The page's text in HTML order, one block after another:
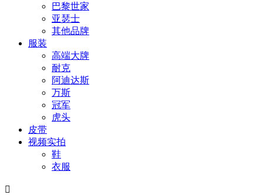
巴黎世家
亚瑟士
其他品牌
服装
高端大牌
耐克
阿迪达斯
万斯
冠军
虎头
皮带
视频实拍
鞋
衣服
